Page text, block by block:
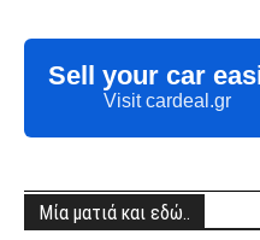
Sell your car
Visit cardeal.gr
Μία ματιά και εδώ..